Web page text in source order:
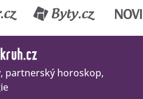
partnerský horoskop,